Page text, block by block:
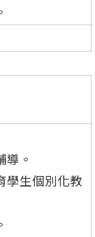
導。
學生個別化教